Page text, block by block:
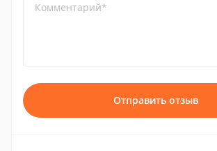
Комментарий*
Отправить отзыв